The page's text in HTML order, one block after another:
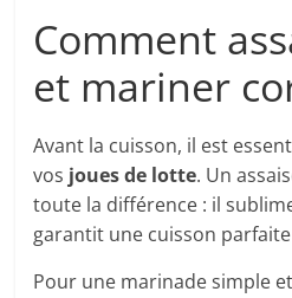
Comment
et mariner
Avant la cuisson, il est
vos joues de lotte. Un
toute la différence : il
garantit une cuisson
Pour une marinade simple